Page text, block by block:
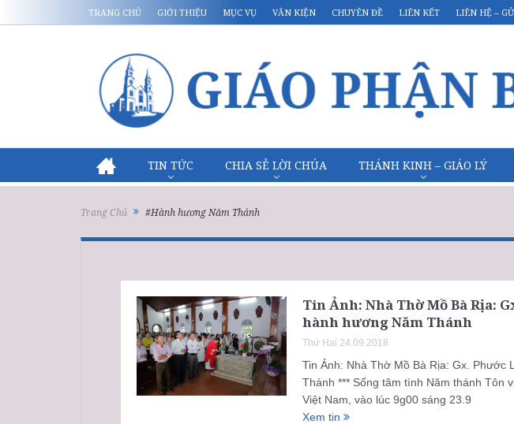
TRANG CHỦ GIỚI THIỆU MỤC VỤ VĂN KIỆN CHUYÊN ĐỀ LIÊN KẾT LIÊN HỆ –
TIN TỨC CHIA SẺ LỜI CHÚA THÁNH KINH – GIÁO LÝ
Trang Chủ #Hành hương Năm Thánh
Tin Ảnh: Nhà Thờ Mồ Bà Rịa:
hành hương Năm Thánh
Thứ Hai 24.09.2018
Tin Ảnh: Nhà Thờ Mồ Bà Rịa: Gx. Phước
Thánh *** Sống tâm tình Năm thánh Tôn
Việt Nam, vào lúc 9g00 sáng 23.9
Xem tin